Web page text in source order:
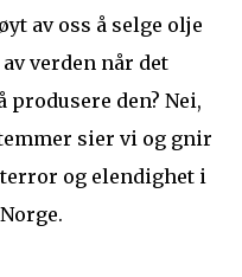
av oss å selge olje
verden når det
produsere den? Nei,
sier vi og gnir
og elendighet i